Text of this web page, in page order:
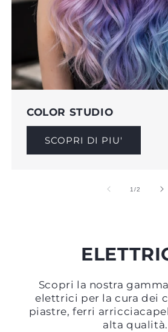
COLOR STUDIO
SCOPRI DI PIU'
1/su
2
Scopri la nostra
elettrici per la cura dei
piastre, ferri
alta qualità.